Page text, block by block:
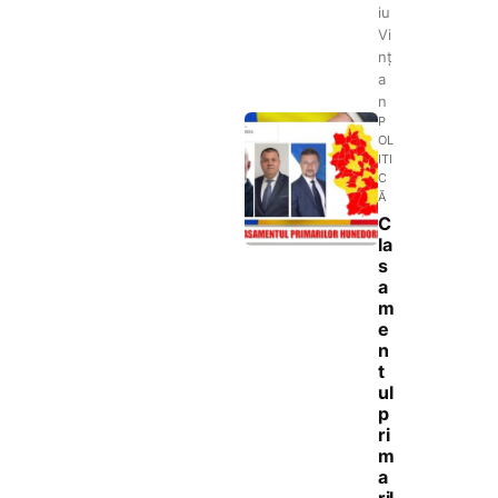
iu
Vi
nț
a
n
P
OL
ITI
C
Ă
C
la
s
a
m
e
n
t
ul
p
ri
m
a